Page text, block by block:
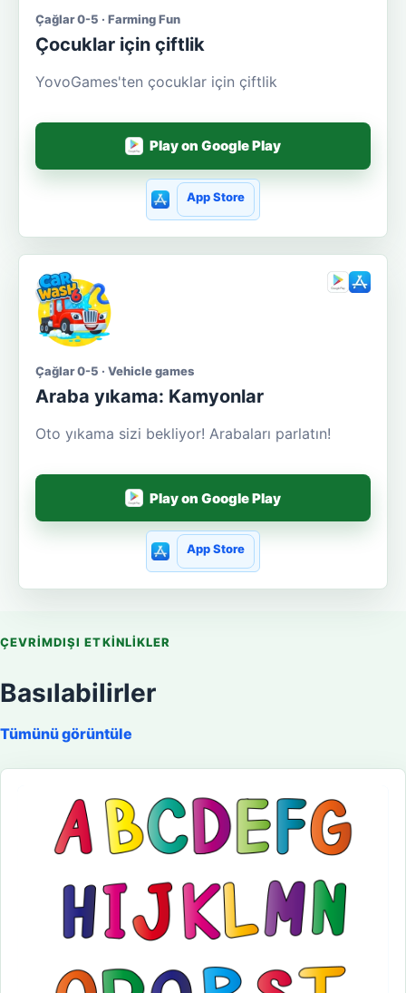
Çağlar 0-5 · Farming Fun
Çocuklar için çiftlik
YovoGames'ten çocuklar için çiftlik
Play on Google Play
App Store
Çağlar 0-5 · Vehicle games
Araba yıkama: Kamyonlar
Oto yıkama sizi bekliyor! Arabaları parlatın!
Play on Google Play
App Store
ÇEVRIMDIŞI ETKINLIKLER
Basılabilirler
Tümünü görüntüle